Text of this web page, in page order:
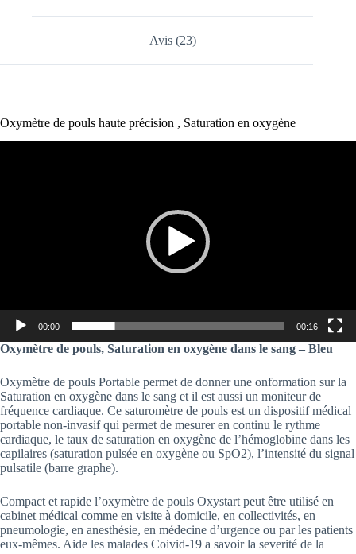
Avis (23)
Oxymètre de pouls haute précision , Saturation en oxygène
00:00 00:16
Oxymètre de pouls, Saturation en oxygène dans le sang – Bleu
Oxymètre de pouls Portable permet de donner une onformation sur la
Saturation en oxygène dans le sang et il est aussi un moniteur de
fréquence cardiaque. Ce saturomètre de pouls est un dispositif médical
portable non-invasif qui permet de mesurer en continu le rythme
cardiaque, le taux de saturation en oxygène de l’hémoglobine dans les
capilaires (saturation pulsée en oxygène ou SpO2), l’intensité du signal
pulsatile (barre graphe).
Compact et rapide l’oxymètre de pouls Oxystart peut être utilisé en
cabinet médical comme en visite à domicile, en collectivités, en
pneumologie, en anesthésie, en médecine d’urgence ou par les patients
eux-mêmes. Aide les malades Coivid-19 a savoir la severité de la